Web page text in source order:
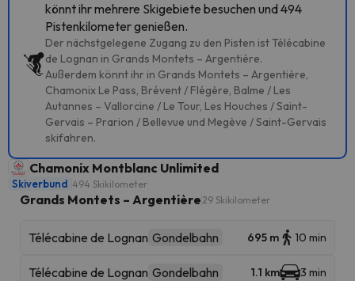
könnt ihr mehrere Skigebiete besuchen und 494
Pistenkilometer genießen.
Der nächstgelegene Zugang zu den Pisten ist Télécabine
de Lognan in Grands Montets – Argentière.
Außerdem könnt ihr in Grands Montets – Argentière,
Chamonix Le Pass, Brévent / Flégère, Balme / Les
Autannes – Vallorcine / Le Tour, Les Houches / Saint-
Gervais – Prarion / Bellevue und Megève / Saint-Gervais
skifahren.
Chamonix Montblanc Unlimited
Skiverbund 494 Skikilometer
Grands Montets – Argentière 29 Skikilometer
Télécabine de Lognan Gondelbahn 695 m 10 min
Télécabine de Lognan Gondelbahn 1.1 km 3 min